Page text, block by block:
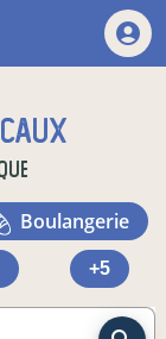
boulangerie
+5